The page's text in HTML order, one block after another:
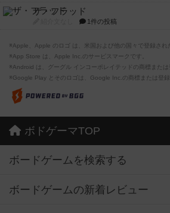
ザ・フラッド
1件の投稿
※Apple、Apple のロゴ は、米国および他の国々で登録され
※App Store は、Apple Inc.のサービスマークです。
※Android は、グーグル インコーポレイテッドの商標または
※Google Play とそのロゴは、Google Inc.の商標または登録
ボドゲーマTOP
ボードゲームを検索する
ボードゲームの新着レビュー